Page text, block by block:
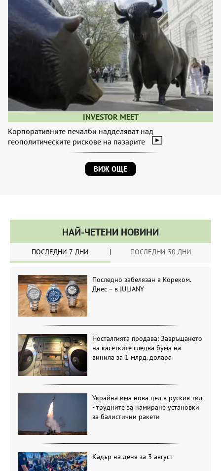
INVESTOR MEET
Корпоративните печалби надделяват над
геополитическите рискове на пазарите
ВИЖ ОЩЕ
НАЙ-ЧЕТЕНИ НОВИНИ
ПОСЛЕДНИ 7 ДНИ ПОСЛЕДНИ 30 ДНИ
Последно забелязан в Кореком.
Днес – в JULIANY
Носталгията продава: Завръщането
на касетките следва бума на
винила за 1 млрд. долара
Украйна има нова цел в руския тил
- трудните за намиране установки
за балистични ракети
Кадър на деня за 3 август